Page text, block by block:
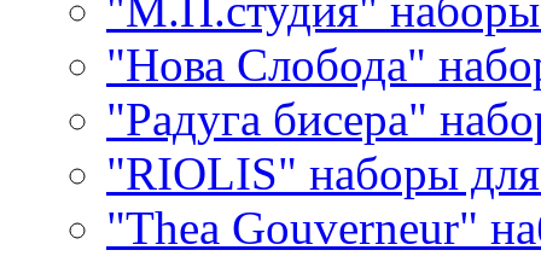
"Нова Слобода"
"Радуга бисера"
"RIOLIS" наборы
"Thea Gouverneur"